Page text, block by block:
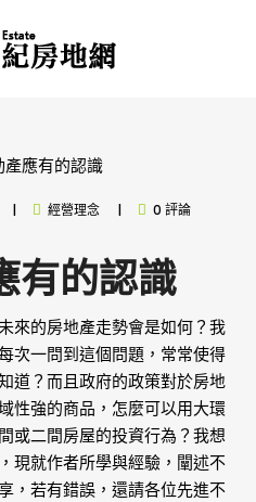
經營理念 0 評論
有的認識
來的房地產走勢會是如何？我
次一問到這個問題，常常使得
道？而且政府的政策對於房地
性強的商品，怎麼可以用大環
或二間房屋的投資行為？我想
現就作者所學與經驗，闡述不
，若有錯誤，還請各位先進不